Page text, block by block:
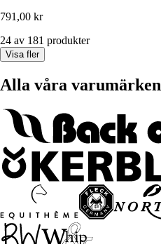
791,00 kr
24 av 181 produkter
Visa fler
Alla våra varumärken